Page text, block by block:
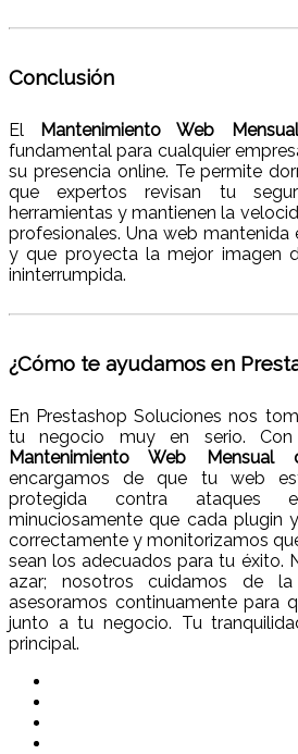
Conclusión
El Mantenimiento Web
fundamental para cualquier
su presencia online. Te permite
que expertos revisan tu
herramientas y mantienen la
profesionales. Una web mantenida
y que proyecta la mejor imagen
ininterrumpida.
¿Cómo te ayudamos en
En Prestashop Soluciones nos
tu negocio muy en serio.
Mantenimiento Web Mensual
encargamos de que tu web
protegida contra ataques
minuciosamente que cada plugin
correctamente y monitorizamos
sean los adecuados para tu éxito.
azar; nosotros cuidamos de
asesoramos continuamente para
junto a tu negocio. Tu
principal.